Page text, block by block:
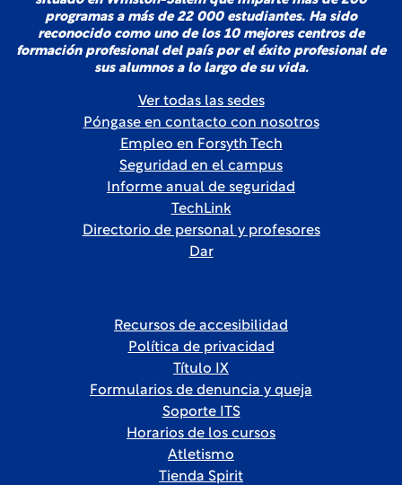
programas a más de 22 000 estudiantes. Ha sido
reconocido como uno de los 10 mejores centros de
formación profesional del país por el éxito profesional de
sus alumnos a lo largo de su vida.
Ver todas las sedes
Póngase en contacto con nosotros
Empleo en Forsyth Tech
Seguridad en el campus
Informe anual de seguridad
TechLink
Directorio de personal y profesores
Dar
Recursos de accesibilidad
Política de privacidad
Título IX
Formularios de denuncia y queja
Soporte ITS
Horarios de los cursos
Atletismo
Tienda Spirit